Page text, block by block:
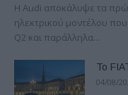
Η Audi αποκάλυψε τα
ηλεκτρικού μοντέλου
Q2 και παράλληλα...
Το
04/08/